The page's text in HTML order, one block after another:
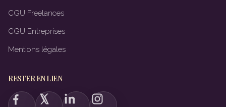
CGU Freelances
CGU Entreprises
Mentions légales
RESTER EN LIEN